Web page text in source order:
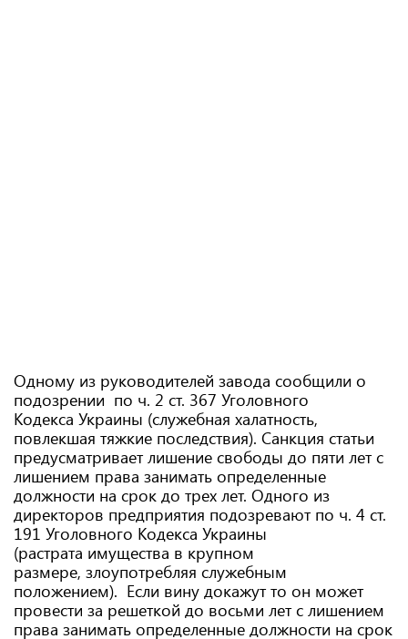
Одному из руководителей завода сообщили о
подозрении по ч. 2 ст. 367 Уголовного
Кодекса Украины (служебная халатность,
повлекшая тяжкие последствия). Санкция статьи
предусматривает лишение свободы до пяти лет с
лишением права занимать определенные
должности на срок до трех лет. Одного из
директоров предприятия подозревают по ч. 4 ст.
191 Уголовного Кодекса Украины
(растрата имущества в крупном
размере, злоупотребляя служебным
положением). Если вину докажут то он может
провести за решеткой до восьми лет с лишением
права занимать определенные должности на срок